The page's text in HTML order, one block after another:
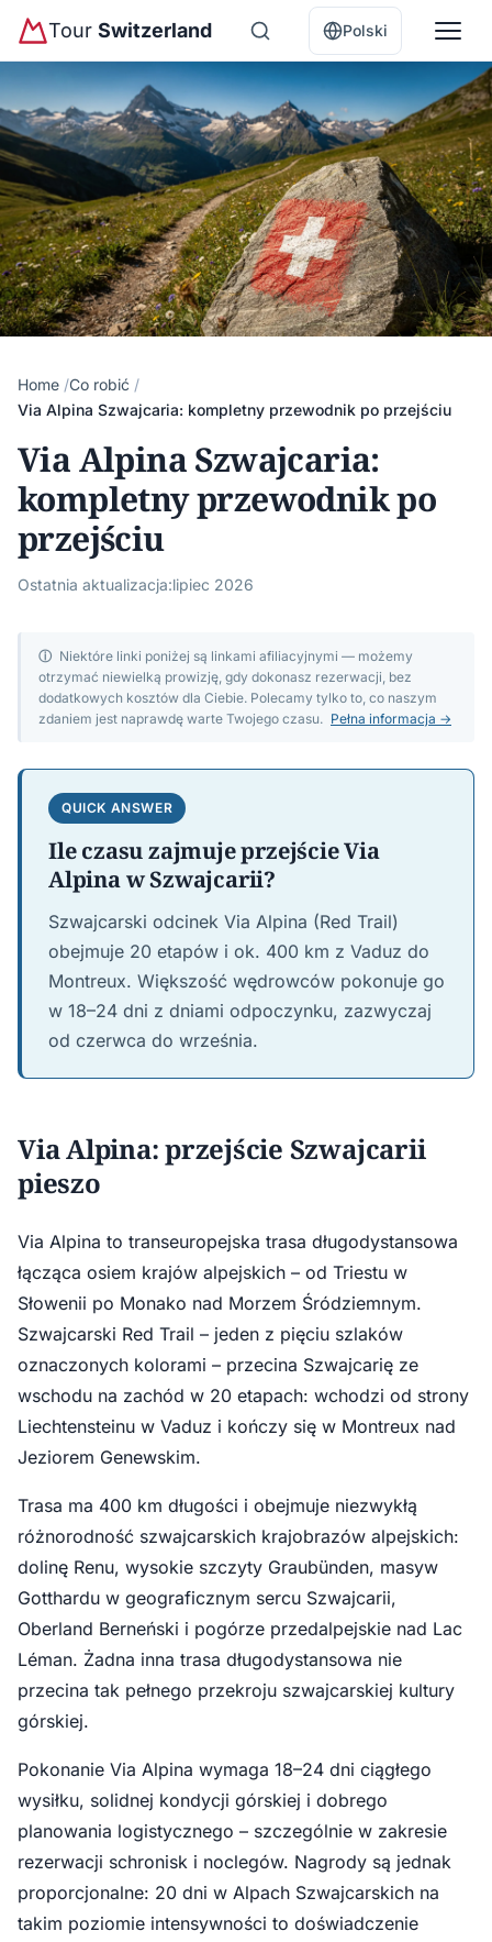
Tour Switzerland Polski
Home Co robić
Via Alpina Szwajcaria: kompletny przewodnik po przejściu
Via Alpina Szwajcaria:
kompletny przewodnik po
przejściu
Ostatnia aktualizacja:lipiec 2026
ⓘ Niektóre linki poniżej są linkami afiliacyjnymi — możemy
otrzymać niewielką prowizję, gdy dokonasz rezerwacji, bez
dodatkowych kosztów dla Ciebie. Polecamy tylko to, co naszym
zdaniem jest naprawdę warte Twojego czasu. Pełna informacja →
QUICK ANSWER
Ile czasu zajmuje przejście Via
Alpina w Szwajcarii?
Szwajcarski odcinek Via Alpina (Red Trail)
obejmuje 20 etapów i ok. 400 km z Vaduz do
Montreux. Większość wędrowców pokonuje go
w 18–24 dni z dniami odpoczynku, zazwyczaj
od czerwca do września.
Via Alpina: przejście Szwajcarii
pieszo
Via Alpina to transeuropejska trasa długodystansowa
łącząca osiem krajów alpejskich – od Triestu w
Słowenii po Monako nad Morzem Śródziemnym.
Szwajcarski Red Trail – jeden z pięciu szlaków
oznaczonych kolorami – przecina Szwajcarię ze
wschodu na zachód w 20 etapach: wchodzi od strony
Liechtensteinu w Vaduz i kończy się w Montreux nad
Jeziorem Genewskim.
Trasa ma 400 km długości i obejmuje niezwykłą
różnorodność szwajcarskich krajobrazów alpejskich:
dolinę Renu, wysokie szczyty Graubünden, masyw
Gotthardu w geograficznym sercu Szwajcarii,
Oberland Berneński i pogórze przedalpejskie nad Lac
Léman. Żadna inna trasa długodystansowa nie
przecina tak pełnego przekroju szwajcarskiej kultury
górskiej.
Pokonanie Via Alpina wymaga 18–24 dni ciągłego
wysiłku, solidnej kondycji górskiej i dobrego
planowania logistycznego – szczególnie w zakresie
rezerwacji schronisk i noclegów. Nagrody są jednak
proporcjonalne: 20 dni w Alpach Szwajcarskich na
takim poziomie intensywności to doświadczenie